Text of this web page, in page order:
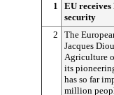
1
EU
security
2
The
Jacques
Agriculture
its
has so far
million